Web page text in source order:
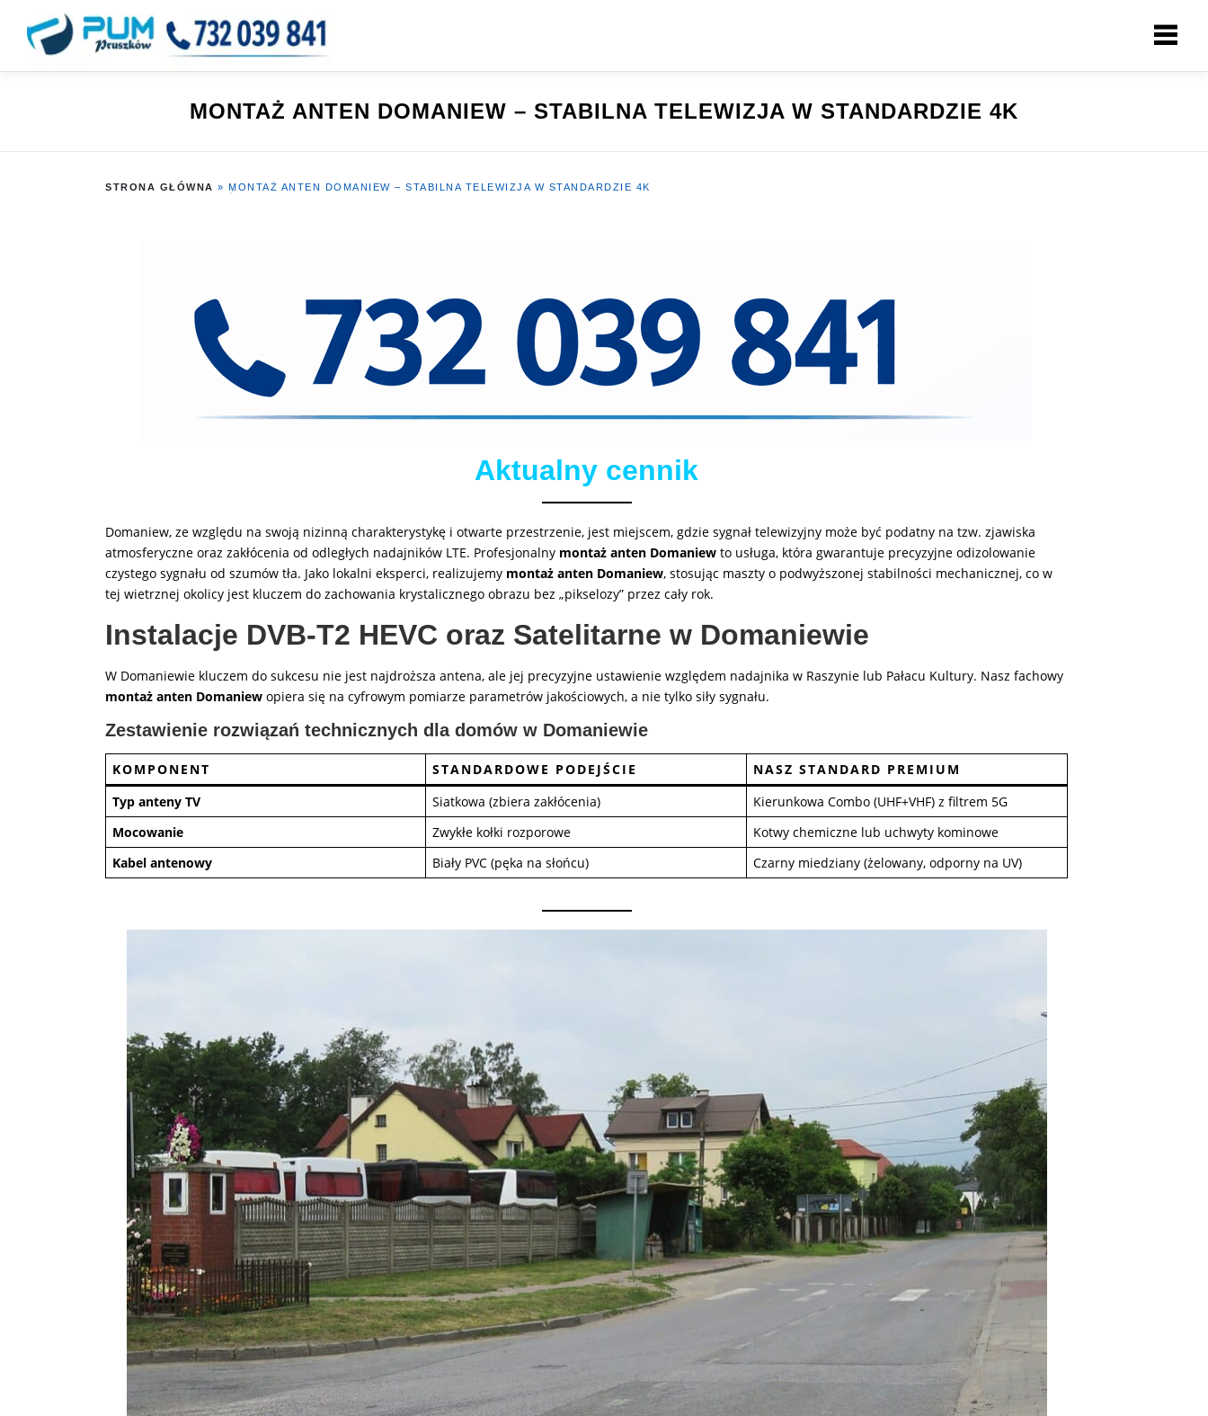
treści
MONTAŻ ANTEN DOMANIEW – STABILNA TELEWIZJA W STANDARDZIE 4K
STRONA GŁÓWNA » MONTAŻ ANTEN DOMANIEW – STABILNA TELEWIZJA W STANDARDZIE 4K
Aktualny cennik
Domaniew, ze względu na swoją nizinną charakterystykę i otwarte przestrzenie, jest miejscem, gdzie sygnał telewizyjny może być podatny na tzw. zjawiska
atmosferyczne oraz zakłócenia od odległych nadajników LTE. Profesjonalny montaż anten Domaniew to usługa, która gwarantuje precyzyjne odizolowanie
czystego sygnału od szumów tła. Jako lokalni eksperci, realizujemy montaż anten Domaniew, stosując maszty o podwyższonej stabilności mechanicznej, co w
tej wietrznej okolicy jest kluczem do zachowania krystalicznego obrazu bez „pikselozy” przez cały rok.
Instalacje DVB-T2 HEVC oraz Satelitarne w Domaniewie
W Domaniewie kluczem do sukcesu nie jest najdroższa antena, ale jej precyzyjne ustawienie względem nadajnika w Raszynie lub Pałacu Kultury. Nasz fachowy
montaż anten Domaniew opiera się na cyfrowym pomiarze parametrów jakościowych, a nie tylko siły sygnału.
Zestawienie rozwiązań technicznych dla domów w Domaniewie
KOMPONENT STANDARDOWE PODEJŚCIE
NASZ STANDARD PREMIUM
Typ anteny TV
Siatkowa (zbiera zakłócenia)
Kierunkowa Combo (UHF+VHF) z filtrem 5G
Mocowanie
Zwykłe kołki rozporowe
Kotwy chemiczne lub uchwyty kominowe
Kabel antenowy
Biały PVC (pęka na słońcu) Czarny miedziany (żelowany, odporny na UV)